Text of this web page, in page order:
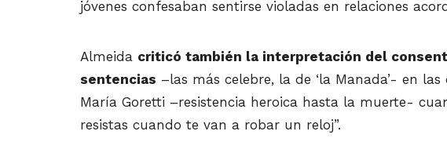
jóvenes confesaban sentirse violadas en relaciones
Almeida criticó también la interpretación del
sentencias –las más celebre, la de ‘la Manada’- en
María Goretti –resistencia heroica hasta la muerte-
resistas cuando te van a robar un reloj”.